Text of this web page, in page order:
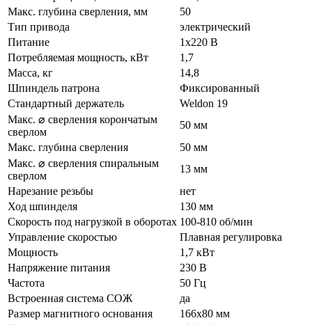
Макс. глубина сверления, мм
50
Тип привода
электрический
Питание
1х220 В
Потребляемая мощность, кВт
1,7
Масса, кг
14,8
Шпиндель патрона
Фиксированный
Стандартный держатель
Weldon 19
Макс. ⌀ сверления корончатым
сверлом
50 мм
Макс. глубина сверления
50 мм
Макс. ⌀ сверления спиральным
сверлом
13 мм
Нарезание резьбы
нет
Ход шпинделя
130 мм
Скорость под нагрузкой в оборотах 100-810 об/мин
Управление скоростью
Плавная регулировка
Мощность
1,7 кВт
Напряжение питания
230 В
Частота
50 Гц
Встроенная система СОЖ
да
Размер магнитного основания
166х80 мм